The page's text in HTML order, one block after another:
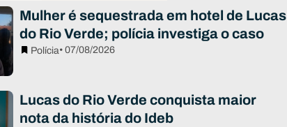
Mulher é sequestrada em hotel de Lucas
do Rio Verde; polícia investiga o caso
Polícia• 07/08/2026
Lucas do Rio Verde conquista maior
nota da história do Ideb